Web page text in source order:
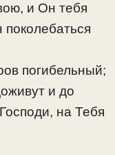
и Он тебя
поколебаться
погибельный;
и до
на Тебя